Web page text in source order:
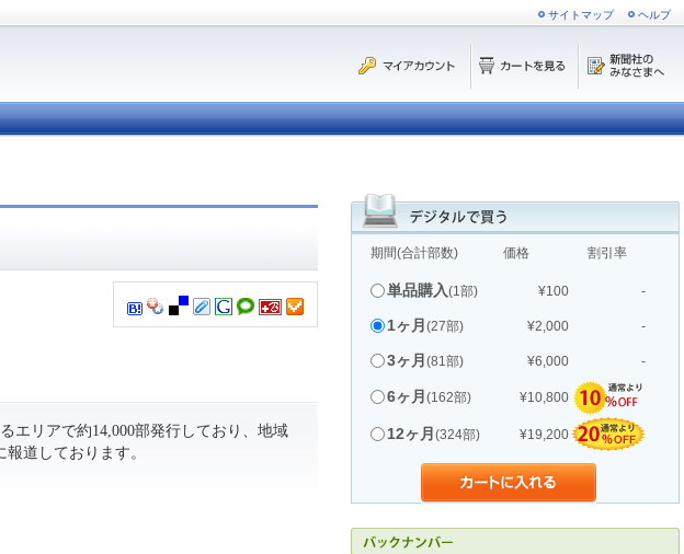
サイトマップ ヘルプ
期間(合計部数) 価格 割引率
単品購入(1部) ¥100 -
1ヶ月 (27部) ¥2,000 -
3ヶ月 (81部) ¥6,000 -
6ヶ月 (162部) ¥10,800
12ヶ月 (324部) ¥19,200
エリアで約14,000部発行しており、地域
道しております。